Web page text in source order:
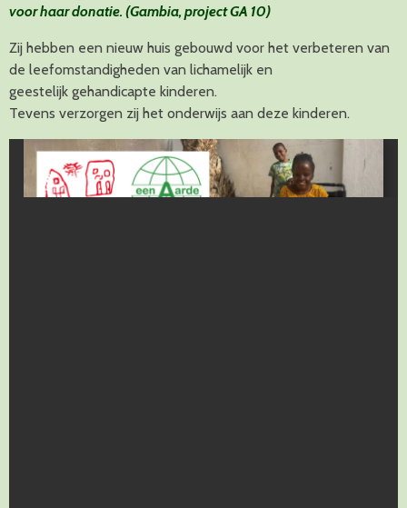
voor haar donatie. (Gambia, project GA 10)
Zij hebben een nieuw huis gebouwd voor het verbeteren van
de leefomstandigheden van lichamelijk en
geestelijk gehandicapte kinderen.
Tevens verzorgen zij het onderwijs aan deze kinderen.